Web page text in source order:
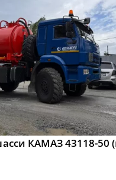
КАМАЗ 43118-50